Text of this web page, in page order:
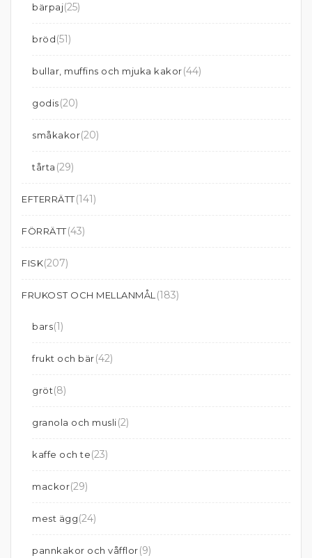
bärpaj(25)
bröd(51)
bullar, muffins och mjuka kakor(44)
godis(20)
småkakor(20)
tårta (29)
EFTERRÄTT(141)
FÖRRÄTT(43)
FISK(207)
FRUKOST OCH MELLANMÅL(183)
bars(1)
frukt och bär(42)
gröt(8)
granola och musli(2)
kaffe och te(23)
mackor(29)
mest ägg(24)
pannkakor och våfflor(9)